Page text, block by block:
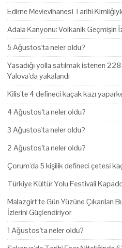
Edirne Mevlevihanesi Tarihi
Adala Kanyonu: Volkanik Geçmişin
5 Ağustos'ta neler oldu?
Yasadığı yolla satılmak istenen
Yalova'da yakalandı
Kilis'te 4 defineci kaçak kazı
4 Ağustos'ta neler oldu?
3 Ağustos'ta neler oldu?
2 Ağustos'ta neler oldu?
Çorum'da 5 kişilik defineci çetesi
Türkiye Kültür Yolu Festivali
Malazgirt'te Gün Yüzüne Çıkarılan
İzlerini Güçlendiriyor
1 Ağustos'ta neler oldu?